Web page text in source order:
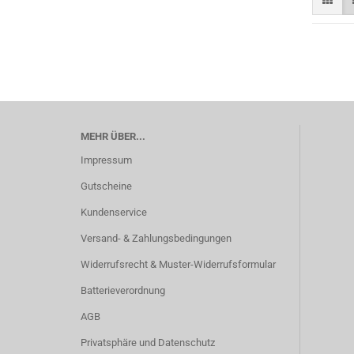
MEHR ÜBER...
Impressum
Gutscheine
Kundenservice
Versand- & Zahlungsbedingungen
Widerrufsrecht & Muster-Widerrufsformular
Batterieverordnung
AGB
Privatsphäre und Datenschutz